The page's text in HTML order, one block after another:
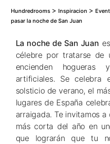
Hundredrooms >Inspiracion >
pasar la noche de San Juan
La noche de San Juan
célebre por tratarse de
encienden
artificiales. Se celebra
solsticio de verano, el
lugares de España
arraigada. Te invitamos
más corta del año en
que lograrán que tu